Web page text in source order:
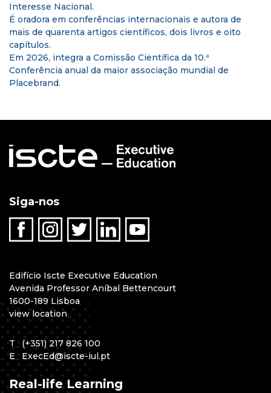
Interesse Nacional.
É oradora em conferências internacionais e autora de
mais de quarenta artigos científicos, dois livros e oito
capítulos.
Em 2026, integra a Comissão Científica da 10.ª
Conferência anual da maior associação mundial de
Placebrand.
Siga-nos
Edifício Iscte Executive Education
Avenida Professor Aníbal Bettencourt
1600-189 Lisboa
view location_
T _ (+351) 217 826 100
E _ ExecEd@iscte-iul.pt
Real-life Learning